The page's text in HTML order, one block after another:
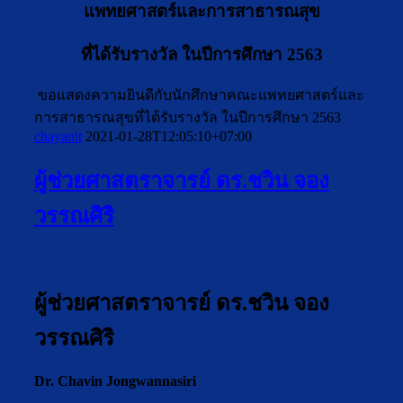
แพทยศาสตร์และการสาธารณสุข
ที่ได้รับรางวัล ในปีการศึกษา 2563
ขอแสดงความยินดีกับนักศึกษาคณะแพทยศาสตร์และ
การสาธารณสุขที่ได้รับรางวัล ในปีการศึกษา 2563
chayanit 2021-01-28T12:05:10+07:00
ผู้ช่วยศาสตราจารย์ ดร.ชวิน จอง
วรรณศิริ
ผู้ช่วยศาสตราจารย์ ดร.ชวิน จอง
วรรณศิริ
Dr. Chavin Jongwannasiri